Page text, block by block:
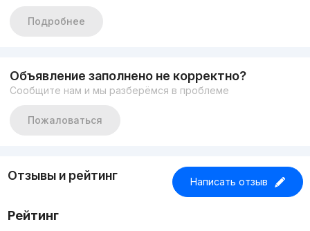
Подробнее
Объявление заполнено не корректно?
Сообщите нам и мы разберёмся в проблеме
Пожаловаться
Отзывы и рейтинг Написать отзыв
Рейтинг